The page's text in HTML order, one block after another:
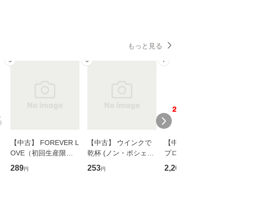
もっと見る
5
【中古】 FOREVER L
OVE（初回生産限定
盤） / 清水翔太×加藤
ミリヤ / [CD]【メール
289円
6
【中古】 ウインクで
乾杯 (ノン・ポシェッ
ト) / 東野圭吾 / 祥伝
社 [文庫]【メール便送
253円
7
【中古】 野ブタ。を
プロデュース [DVD-B
OX] / バップ [DVD]
【メール便送料無料】
2,266